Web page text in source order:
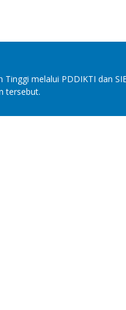
melalui PDDIKTI dan
tersebut.